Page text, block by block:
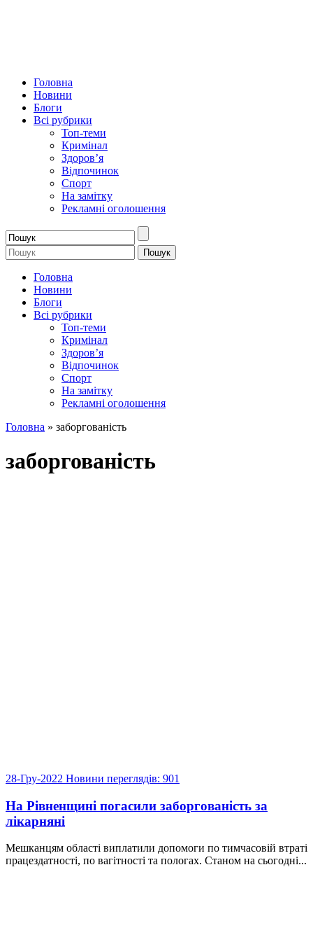
Головна
Новини
Блоги
Всі рубрики
Топ-теми
Кримінал
Здоров’я
Відпочинок
Спорт
На замітку
Рекламні оголошення
Головна
Новини
Блоги
Всі рубрики
Топ-теми
Кримінал
Здоров’я
Відпочинок
Спорт
На замітку
Рекламні оголошення
Головна » заборгованість
заборгованість
28-Гру-2022 Новини переглядів: 901
На Рівненщині погасили заборгованість за
лікарняні
Мешканцям області виплатили допомоги по тимчасовій втраті
працездатності, по вагітності та пологах. Станом на сьогодні...